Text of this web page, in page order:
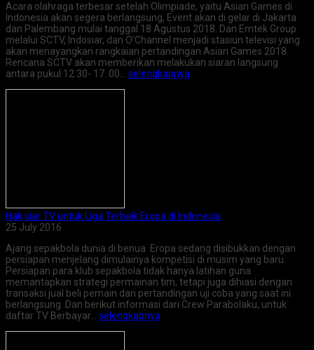
Acara olahraga terbesar setelah Olimpiade, yaitu Asian Games di
Indonesia akan segera berlangsung, Event akan di gelar di Jakarta
dan Palembang mulai tanggal 18 Agustus 2018. Dan Emtek Group
melalui SCTV, Indosiar, dan O’Channel menjadi stasiun televisi yang
akan menayangkan rangkaian pertandingan Asian Games 2018.
Rencana SCTV akan memberikan melakukan siaran langsung
antara pukul 12.30- 17. 00… selengkapnya
Hak siar TV untuk Liga Terbaik Eropa di Indonesia
25 July 2016
Ajang sepakbola dunia di benua Eropa sedang disibukkan dengan
persiapan menjelang dimulainya kompetisi di musim yang baru.
Persiapan para klub sepakbola tidak hanya latihan guna
memantapkan strategi permainan tim, tetapi juga dihiasi dengan
transaksi jual beli pemain dan pertandingan uji coba yang saat ini
berlangsung. Dan berikut informasi dari Crew Parabolaku, untuk
daftar TV Berbayar… selengkapnya